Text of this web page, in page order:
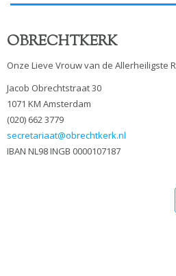
OBRECHTKERK
Onze Lieve Vrouw van de Allerheiligste
Jacob Obrechtstraat 30
1071 KM Amsterdam
(020) 662 3779
secretariaat@obrechtkerk.nl
IBAN NL98 INGB 0000107187